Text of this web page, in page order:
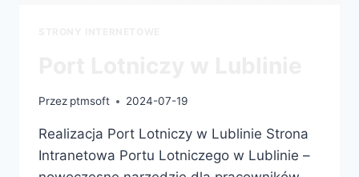
Przez ptmsoft 2024-07-19
Realizacja Port Lotniczy w Lublinie Strona
Intranetowa Portu Lotniczego w Lublinie –